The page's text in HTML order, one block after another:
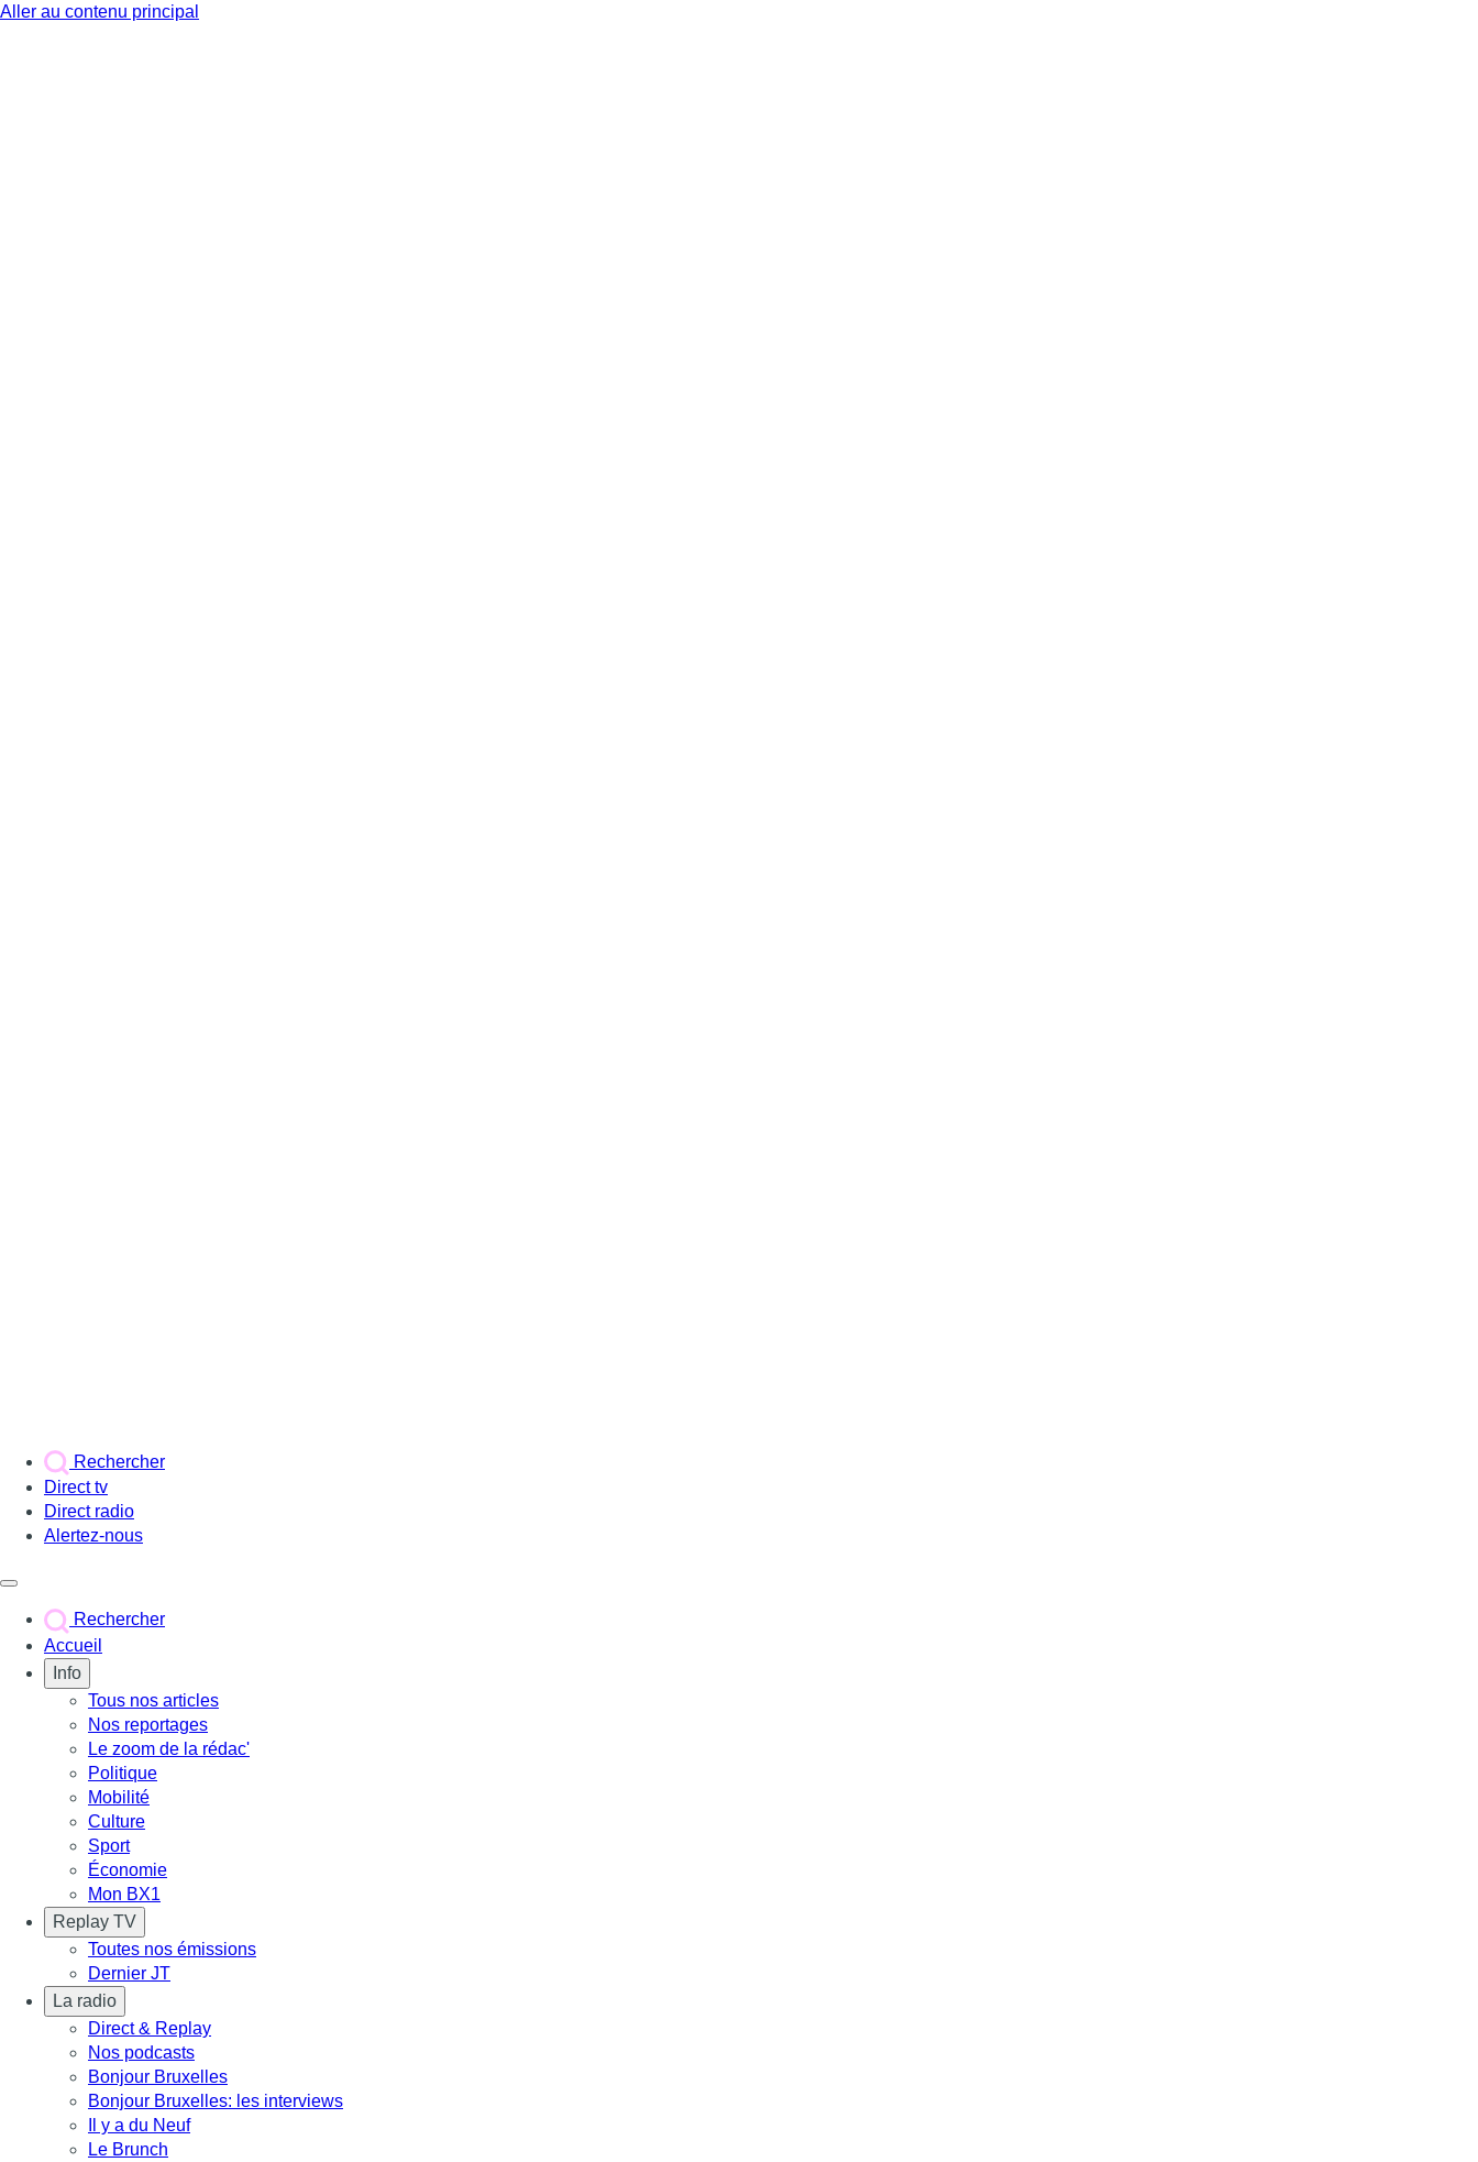
Aller au contenu principal
Rechercher
Direct tv
Direct radio
Alertez-nous
Rechercher
Accueil
Info
Tous nos articles
Nos reportages
Le zoom de la rédac'
Politique
Mobilité
Culture
Sport
Économie
Mon BX1
Replay TV
Toutes nos émissions
Dernier JT
La radio
Direct & Replay
Nos podcasts
Bonjour Bruxelles
Bonjour Bruxelles: les interviews
Il y a du Neuf
Le Brunch